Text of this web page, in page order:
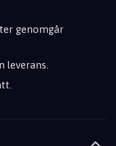
genomgår
leverans.